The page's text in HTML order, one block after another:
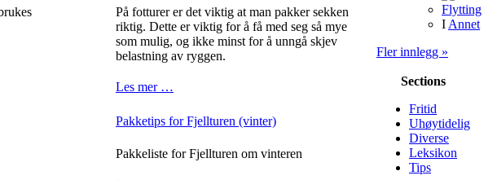
På fotturer er det viktig at man pakker sekken
riktig. Dette er viktig for å få med seg så mye
som mulig, og ikke minst for å unngå skjev
belastning av ryggen.
Les mer …
Pakketips for Fjellturen (vinter)
Pakkeliste for Fjellturen om vinteren
Flytting
I Annet
Fler innlegg »
Sections
Fritid
Uhøytidelig
Diverse
Leksikon
Tips